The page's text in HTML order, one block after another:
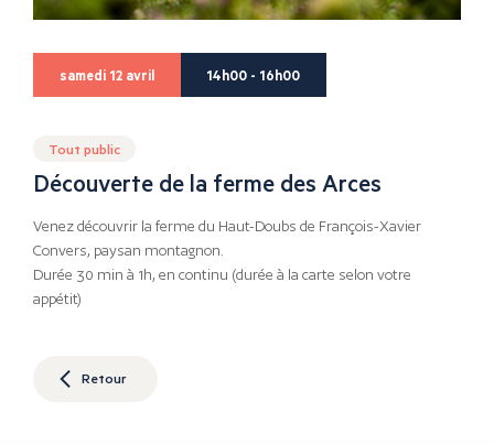
samedi 12 avril 14h00 - 16h00
Tout public
Découverte de la ferme des Arces
Venez découvrir la ferme du Haut-Doubs de François-Xavier
Convers, paysan montagnon.
Durée 30 min à 1h, en continu (durée à la carte selon votre
appétit)
Retour